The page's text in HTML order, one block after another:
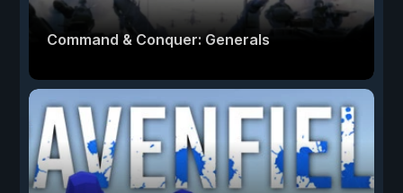
Command & Conquer: Generals